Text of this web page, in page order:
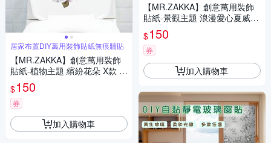
居家布置DIY萬用裝飾貼紙無痕牆貼
【MR.ZAKKA】創意萬用裝飾
貼紙-植物主題 繽紛花朵 X款 居
家布置 DIY可移式壁貼 無痕壁
貼 牆貼
$150
券
加入購物車
【MR.ZAKKA】創意萬用裝飾
貼紙-景觀主題 浪漫愛心夏威夷
美景 D款 居家布置 DIY可移式
壁貼 無痕壁貼 牆貼
$150
券
加入購物車